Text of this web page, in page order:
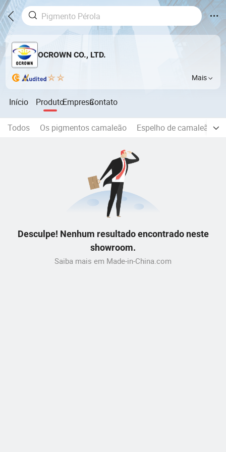
OCROWN CO., LTD.
Mais
Início ProdutoEmpresaContato
Todos Os pigmentos camaleão Espelho de camaleão
Desculpe! Nenhum resultado encontrado neste
showroom.
Saiba mais em Made-in-China.com